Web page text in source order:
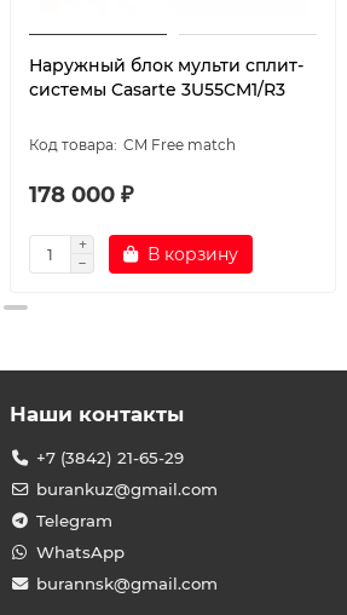
Наружный блок мульти сплит-
системы Casarte 3U55CM1/R3
CM Free match
178 000 ₽
В корзину
Наши контакты
+7 (3842) 21-65-29
burankuz@gmail.com
Telegram
WhatsApp
burannsk@gmail.com